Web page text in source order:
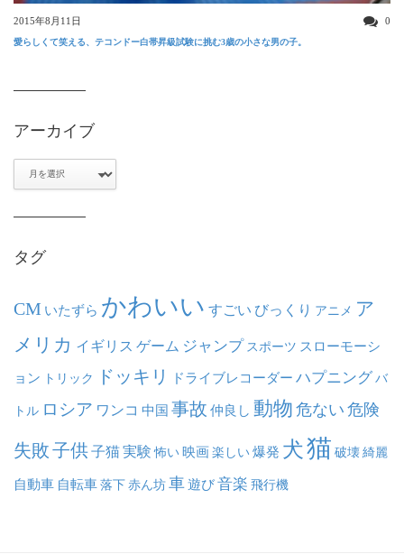
2015年8月11日 0
愛らしくて笑える、テコンドー白帯昇級試験に挑む3歳の小さな男の子。
アーカイブ
タグ
CM いたずら かわいい すごい びっくり アニメ ア
メリカ イギリス ゲーム ジャンプ スポーツ スローモーシ
ョン トリック ドッキリ ドライブレコーダー ハプニング バ
トル ロシア ワンコ 中国 事故 仲良し 動物 危ない 危険
失敗子供子猫実験 怖い映画楽しい爆発 犬猫 破壊綺麗
自動車 自転車落下赤ん坊車遊び音楽 飛行機